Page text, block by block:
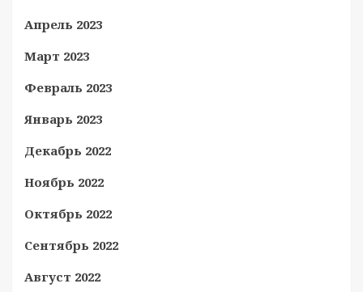
Апрель 2023
Март 2023
Февраль 2023
Январь 2023
Декабрь 2022
Ноябрь 2022
Октябрь 2022
Сентябрь 2022
Август 2022